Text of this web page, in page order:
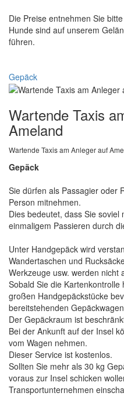
Die Preise entnehmen Sie
Hunde sind auf unserem
führen.
Gepäck
Wartende Taxis
Ameland
Wartende Taxis am Anleger auf
Gepäck
Sie dürfen als Passagier oder
Person mitnehmen.
Dies bedeutet, dass Sie
einmaligem Passieren durch
Unter Handgepäck wird
Wandertaschen und
Werkzeuge usw. werden nicht
Sobald Sie die
großen Handgepäckstücke
bereitstehenden
Der Gepäckraum ist
Bei der Ankunft auf der Insel
vom Wagen nehmen.
Dieser Service ist kostenlos.
Sollten Sie mehr als 30 kg
voraus zur Insel schicken
Transportunternehmen